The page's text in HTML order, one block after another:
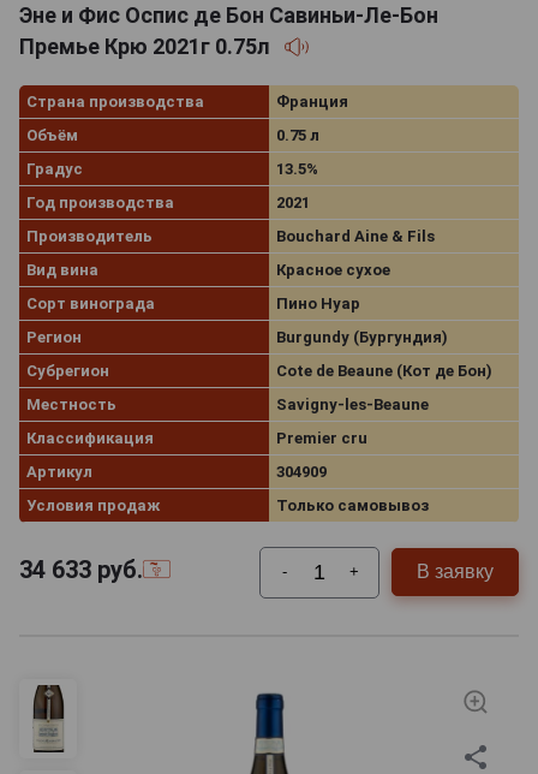
Эне и Фис Оспис де Бон Савиньи-Ле-Бон
Премье Крю 2021г 0.75л
Страна производства
Франция
Объём
0.75 л
Градус
13.5%
Год производства
2021
Производитель
Bouchard Aine & Fils
Вид вина
Красное сухое
Сорт винограда
Пино Нуар
Регион
Burgundy (Бургундия)
Субрегион
Cote de Beaune (Кот де Бон)
Местность
Savigny-les-Beaune
Классификация
Premier cru
Артикул
304909
Условия продаж
Только самовывоз
34 633 руб. - + В заявку